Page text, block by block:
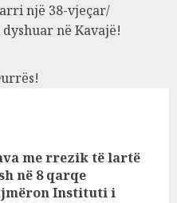
një 38-vjeçar/
në Kavajë!
me rrezik të lartë
në 8 qarqe
Instituti i